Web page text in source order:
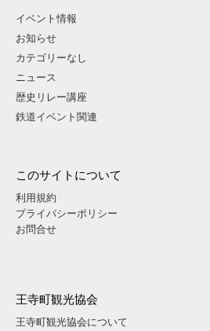
イベント情報
お知らせ
カテゴリーなし
ニュース
歴史リレー講座
鉄道イベント関連
このサイトについて
利用規約
プライバシーポリシー
お問合せ
王寺町観光協会
王寺町観光協会について